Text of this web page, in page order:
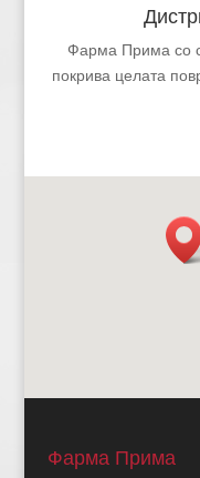
Фарма Прима со
покрива целата
Фарма Прима